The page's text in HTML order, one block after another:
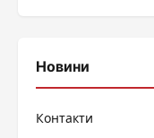
Новини
Контакти